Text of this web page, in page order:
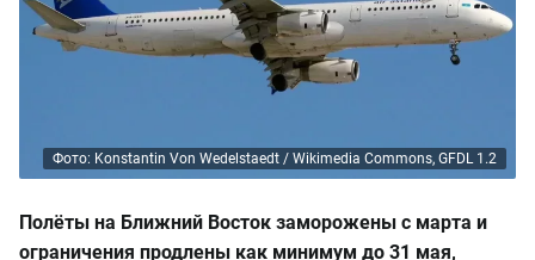
Фото: Konstantin Von Wedelstaedt / Wikimedia Commons, GFDL 1.2
Полёты на Ближний Восток заморожены с марта и
ограничения продлены как минимум до 31 мая,